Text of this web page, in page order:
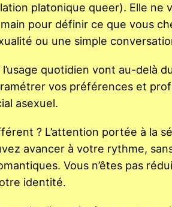
platonique queer). Elle ne
pour définir ce que vous
ou une simple
quotidien vont au-delà
vos préférences et
asexuel.
? L’attention portée à la
avancer à votre rythme,
Vous n’êtes pas
identité.